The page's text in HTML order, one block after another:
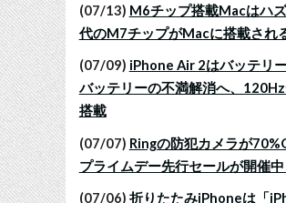
(07/13) M6チップ搭載Macはハ
代のM7チップがMacに搭載され
(07/09) iPhone Air 2はバッテリ
バッテリーの不満解消へ、
搭載
(07/07) Ringの防犯カメラが
プライムデー先行セールが開催中
(07/06) 折りたたみiPhoneは「